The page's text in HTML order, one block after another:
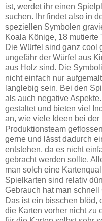
ist, werdet ihr einen
suchen. Ihr findet also in
speziellen Symbolen
Koala Könige, 18 mutierte
Die Würfel sind ganz cool
ungefähr der Würfel aus
aus Holz sind. Die
nicht einfach nur
langlebig sein. Bei den
als auch negative
gestaltet und bieten viel
an, wie viele Ideen bei
Produktionsteam
gerne und lässt dadurch
entstehen, da es nicht
gebracht werden sollte.
man solch eine
Spielkarten sind relativ
Gebrauch hat man
Das ist ein bisschen blöd,
die Karten vorher nicht zu